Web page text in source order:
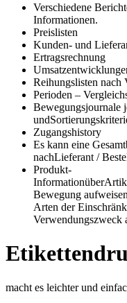
Verschiedene
Informationen.
Preislisten
Kunden- und
Ertragsrechnung
Reihungslisten nach
Perioden –
Bewegungsjournale
Zugangshistory
Es kann eine
nachLieferant /
Produkt-
Bewegung
Arten der
Verwendungszweck
macht es leichter und